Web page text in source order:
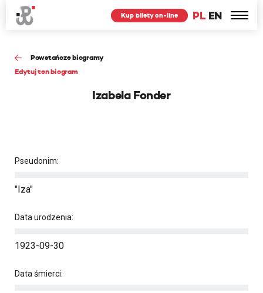
PL EN
Kup bilety on-line
Powstańcze biogramy
Edytuj ten biogram
Izabela Fonder
Pseudonim:
"Iza"
Data urodzenia:
1923-09-30
Data śmierci: